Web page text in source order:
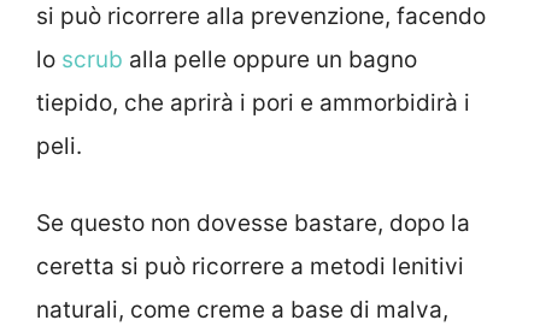
si può ricorrere alla prevenzione, facendo
lo scrub alla pelle oppure un bagno
tiepido, che aprirà i pori e ammorbidirà i
peli.
Se questo non dovesse bastare, dopo la
ceretta si può ricorrere a metodi lenitivi
naturali, come creme a base di malva,